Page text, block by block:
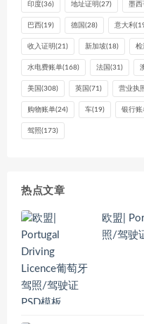
印度(36) 地址证明 (27) 墨西
巴西(19) 德国 (28) 意大利
收入证明 (21) 新加坡(18) 检
水电费账单(168) 法国 (31)
美国 (308) 英国 (71) 营业执
购物账单(24) 车(19) 银行账
驾照(173)
热点文章
欧盟|
照/驾驶